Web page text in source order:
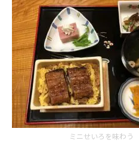
ミニせいろを味わう